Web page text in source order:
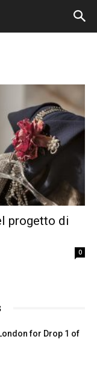
progetto di
0
for Drop 1 of